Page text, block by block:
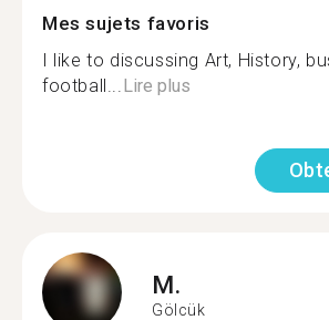
Mes sujets favoris
I like to discussing Art, History,
football...Lire plus
M.
Gölcük